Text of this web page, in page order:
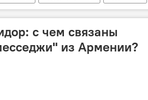
мирное урегулирование Посредничество
с чем связаны
из Армении?